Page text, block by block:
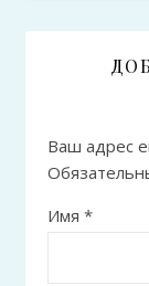
Ваш адрес
Имя *